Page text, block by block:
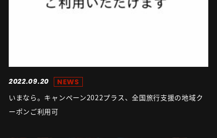
2022.09.20
NEWS
いまなら。キャンペーン2022プラス、全国旅行支援の地域ク
ーポンご利用可